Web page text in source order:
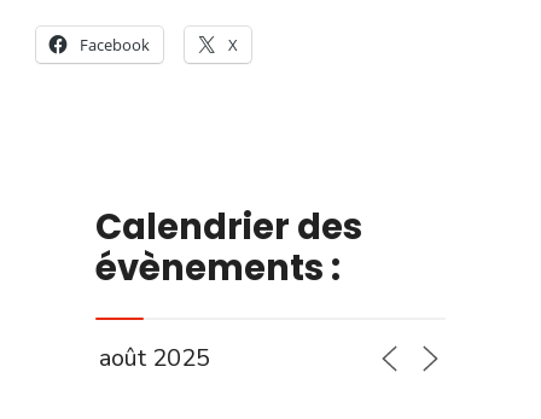
Facebook X
Calendrier des
évènements :